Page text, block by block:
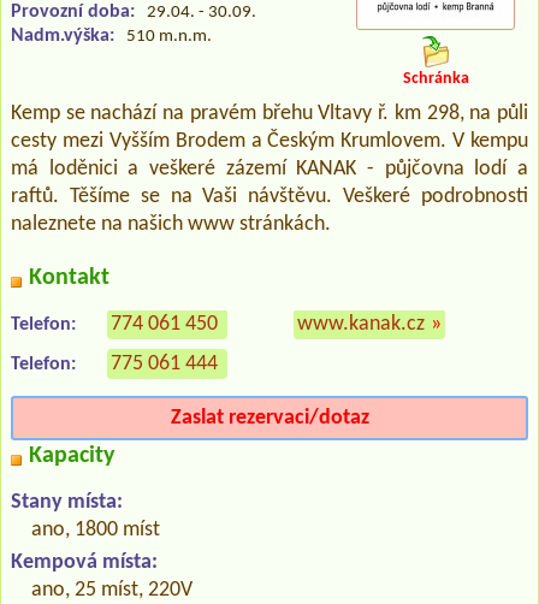
Provozní doba: 29.04. - 30.09.
Nadm.výška: 510 m.n.m.
Schránka
Kemp se nachází na pravém břehu Vltavy ř. km 298, na půli
cesty mezi Vyšším Brodem a Českým Krumlovem. V kempu
má loděnici a veškeré zázemí KANAK - půjčovna lodí a
raftů. Těšíme se na Vaši návštěvu. Veškeré podrobnosti
naleznete na našich www stránkách.
Kontakt
Telefon: 774 061 450
Telefon: 775 061 444
www.kanak.cz »
Zaslat rezervaci/dotaz
Kapacity
Stany místa:
ano, 1800 míst
Kempová místa:
ano, 25 míst, 220V